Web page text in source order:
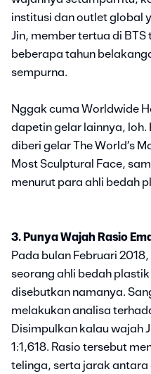
institusi dan outlet global
Jin, member tertua di
beberapa tahun
sempurna.
Nggak cuma Worldwide
dapetin gelar lainnya, loh.
diberi gelar The World’s
Most Sculptural Face,
menurut para ahli bedah
3. Punya Wajah Rasio
Pada bulan Februari
seorang ahli bedah
disebutkan namanya.
melakukan analisa
Disimpulkan kalau wajah
1:1,618. Rasio tersebut
telinga, serta jarak antara